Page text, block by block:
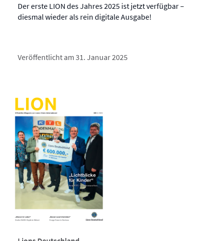
Der erste LION des Jahres 2025 ist jetzt verfügbar –
diesmal wieder als rein digitale Ausgabe!
Veröffentlicht am 31. Januar 2025